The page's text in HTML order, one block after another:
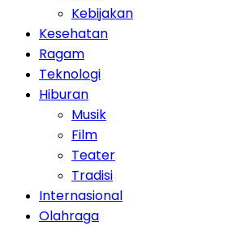
Kebijakan
Kesehatan
Ragam
Teknologi
Hiburan
Musik
Film
Teater
Tradisi
Internasional
Olahraga